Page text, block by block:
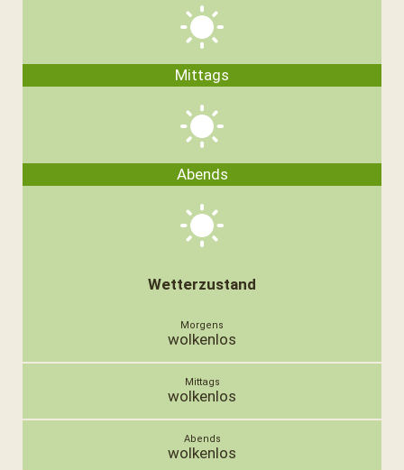
Mittags
Abends
Wetterzustand
wolkenlos
wolkenlos
wolkenlos